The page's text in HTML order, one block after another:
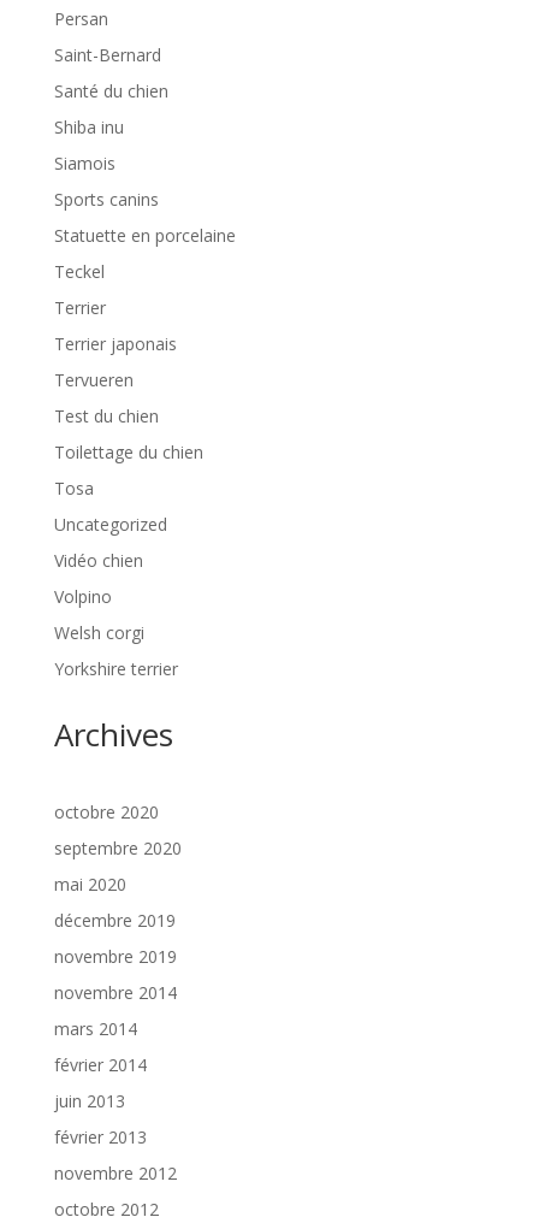
Persan
Saint-Bernard
Santé du chien
Shiba inu
Siamois
Sports canins
Statuette en porcelaine
Teckel
Terrier
Terrier japonais
Tervueren
Test du chien
Toilettage du chien
Tosa
Uncategorized
Vidéo chien
Volpino
Welsh corgi
Yorkshire terrier
Archives
octobre 2020
septembre 2020
mai 2020
décembre 2019
novembre 2019
novembre 2014
mars 2014
février 2014
juin 2013
février 2013
novembre 2012
octobre 2012